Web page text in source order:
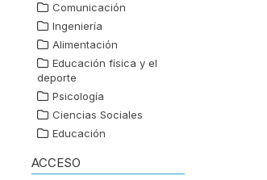
Comunicación
Ingeniería
Alimentación
Educación física y el
deporte
Psicología
Ciencias Sociales
Educación
ACCESO